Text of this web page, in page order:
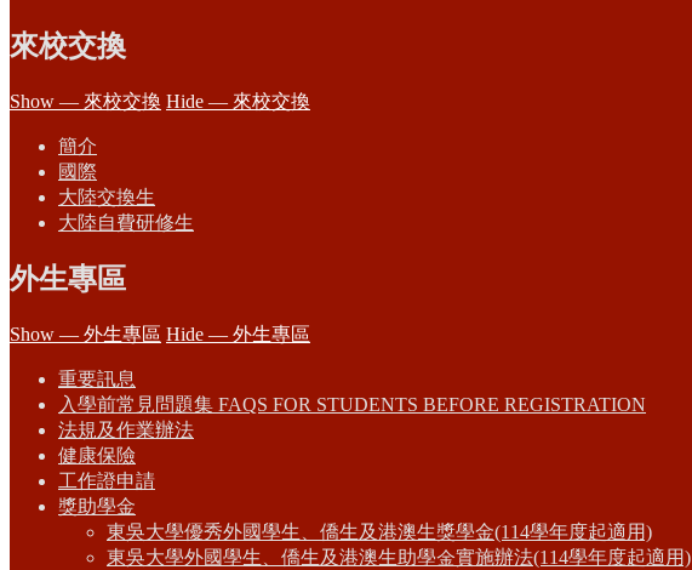
來校交換
Show — 來校交換 Hide — 來校交換
簡介
國際
大陸交換生
大陸自費研修生
外生專區
Show — 外生專區 Hide — 外生專區
重要訊息
入學前常見問題集 FAQS FOR STUDENTS BEFORE REGISTRATION
法規及作業辦法
健康保險
工作證申請
獎助學金
東吳大學優秀外國學生、僑生及港澳生獎學金(114學年度起適用)
東吳大學外國學生、僑生及港澳生助學金實施辦法(114學年度起適用)